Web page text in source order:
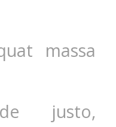
massa
justo,